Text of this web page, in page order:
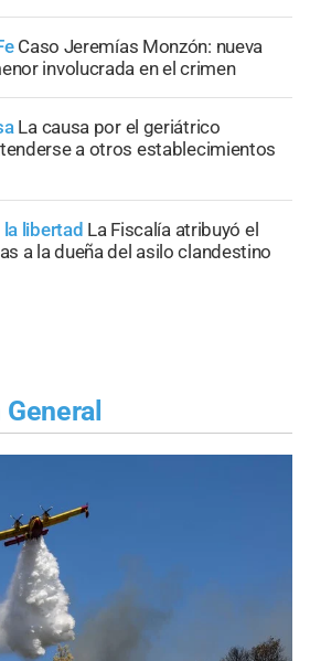
Caso Jeremías Monzón: nueva
involucrada en el crimen
La causa por el geriátrico
a otros establecimientos
libertad La Fiscalía atribuyó el
a la dueña del asilo clandestino